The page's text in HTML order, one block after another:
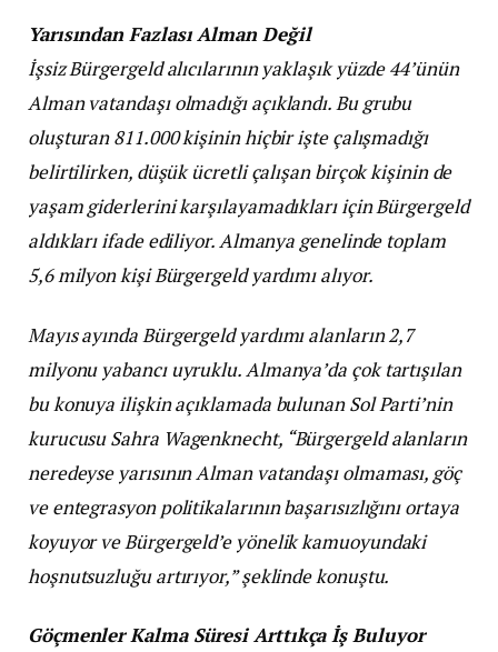
Yarısından Fazlası Alman Değil
İşsiz Bürgergeld alıcılarının yaklaşık yüzde 44’ünün
Alman vatandaşı olmadığı açıklandı. Bu grubu
oluşturan 811.000 kişinin hiçbir işte çalışmadığı
belirtilirken, düşük ücretli çalışan birçok kişinin de
yaşam giderlerini karşılayamadıkları için Bürgergeld
aldıkları ifade ediliyor. Almanya genelinde toplam
5,6 milyon kişi Bürgergeld yardımı alıyor.
Mayıs ayında Bürgergeld yardımı alanların 2,7
milyonu yabancı uyruklu. Almanya’da çok tartışılan
bu konuya ilişkin açıklamada bulunan Sol Parti’nin
kurucusu Sahra Wagenknecht, “Bürgergeld alanların
neredeyse yarısının Alman vatandaşı olmaması, göç
ve entegrasyon politikalarının başarısızlığını ortaya
koyuyor ve Bürgergeld’e yönelik kamuoyundaki
hoşnutsuzluğu artırıyor,” şeklinde konuştu.
Göçmenler Kalma Süresi Arttıkça İş Buluyor